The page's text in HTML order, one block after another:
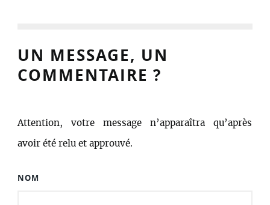
UN MESSAGE, UN
COMMENTAIRE ?
Attention, votre message n’apparaîtra qu’après
avoir été relu et approuvé.
NOM